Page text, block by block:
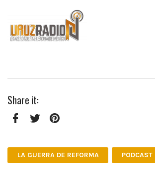
narrada
Mendoza.
Escúchanos
Share it:
LA GUERRA DE REFORMA PODCAST